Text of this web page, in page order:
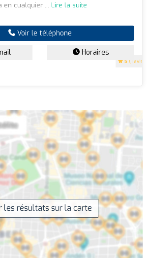
5 (1 avis)
en cualquier ... Lire la suite
Voir le téléphone
Horaires
les résultats sur la carte